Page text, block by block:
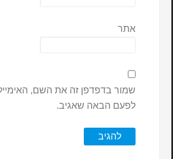
אתר
שמור בדפדפן זה את השם,
לפעם הבאה שאגיב.